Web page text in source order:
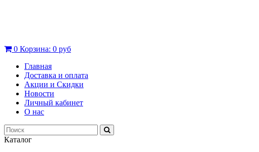
0 Корзина: 0 руб
Главная
Доставка и оплата
Акции и Скидки
Новости
Личный кабинет
О нас
Каталог